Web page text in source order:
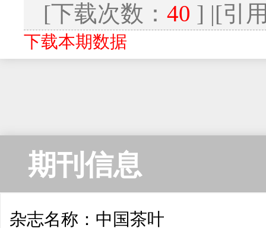
[下载次数： 40 ] |[引
下载本期数据
期刊信息
杂志名称：中国茶叶